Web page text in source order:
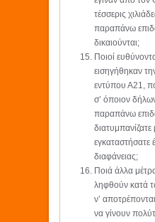
τέσσερις
παραπάνω
δικαιούνται;
Ποιοί
εισηγήθηκαν
εντύπου Α21,
σ’ όποιον
παραπάνω
εγκαταστήσατε
διαφάνειας;
Ποιά άλλα
ληφθούν κατά
ν’
να γίνουν